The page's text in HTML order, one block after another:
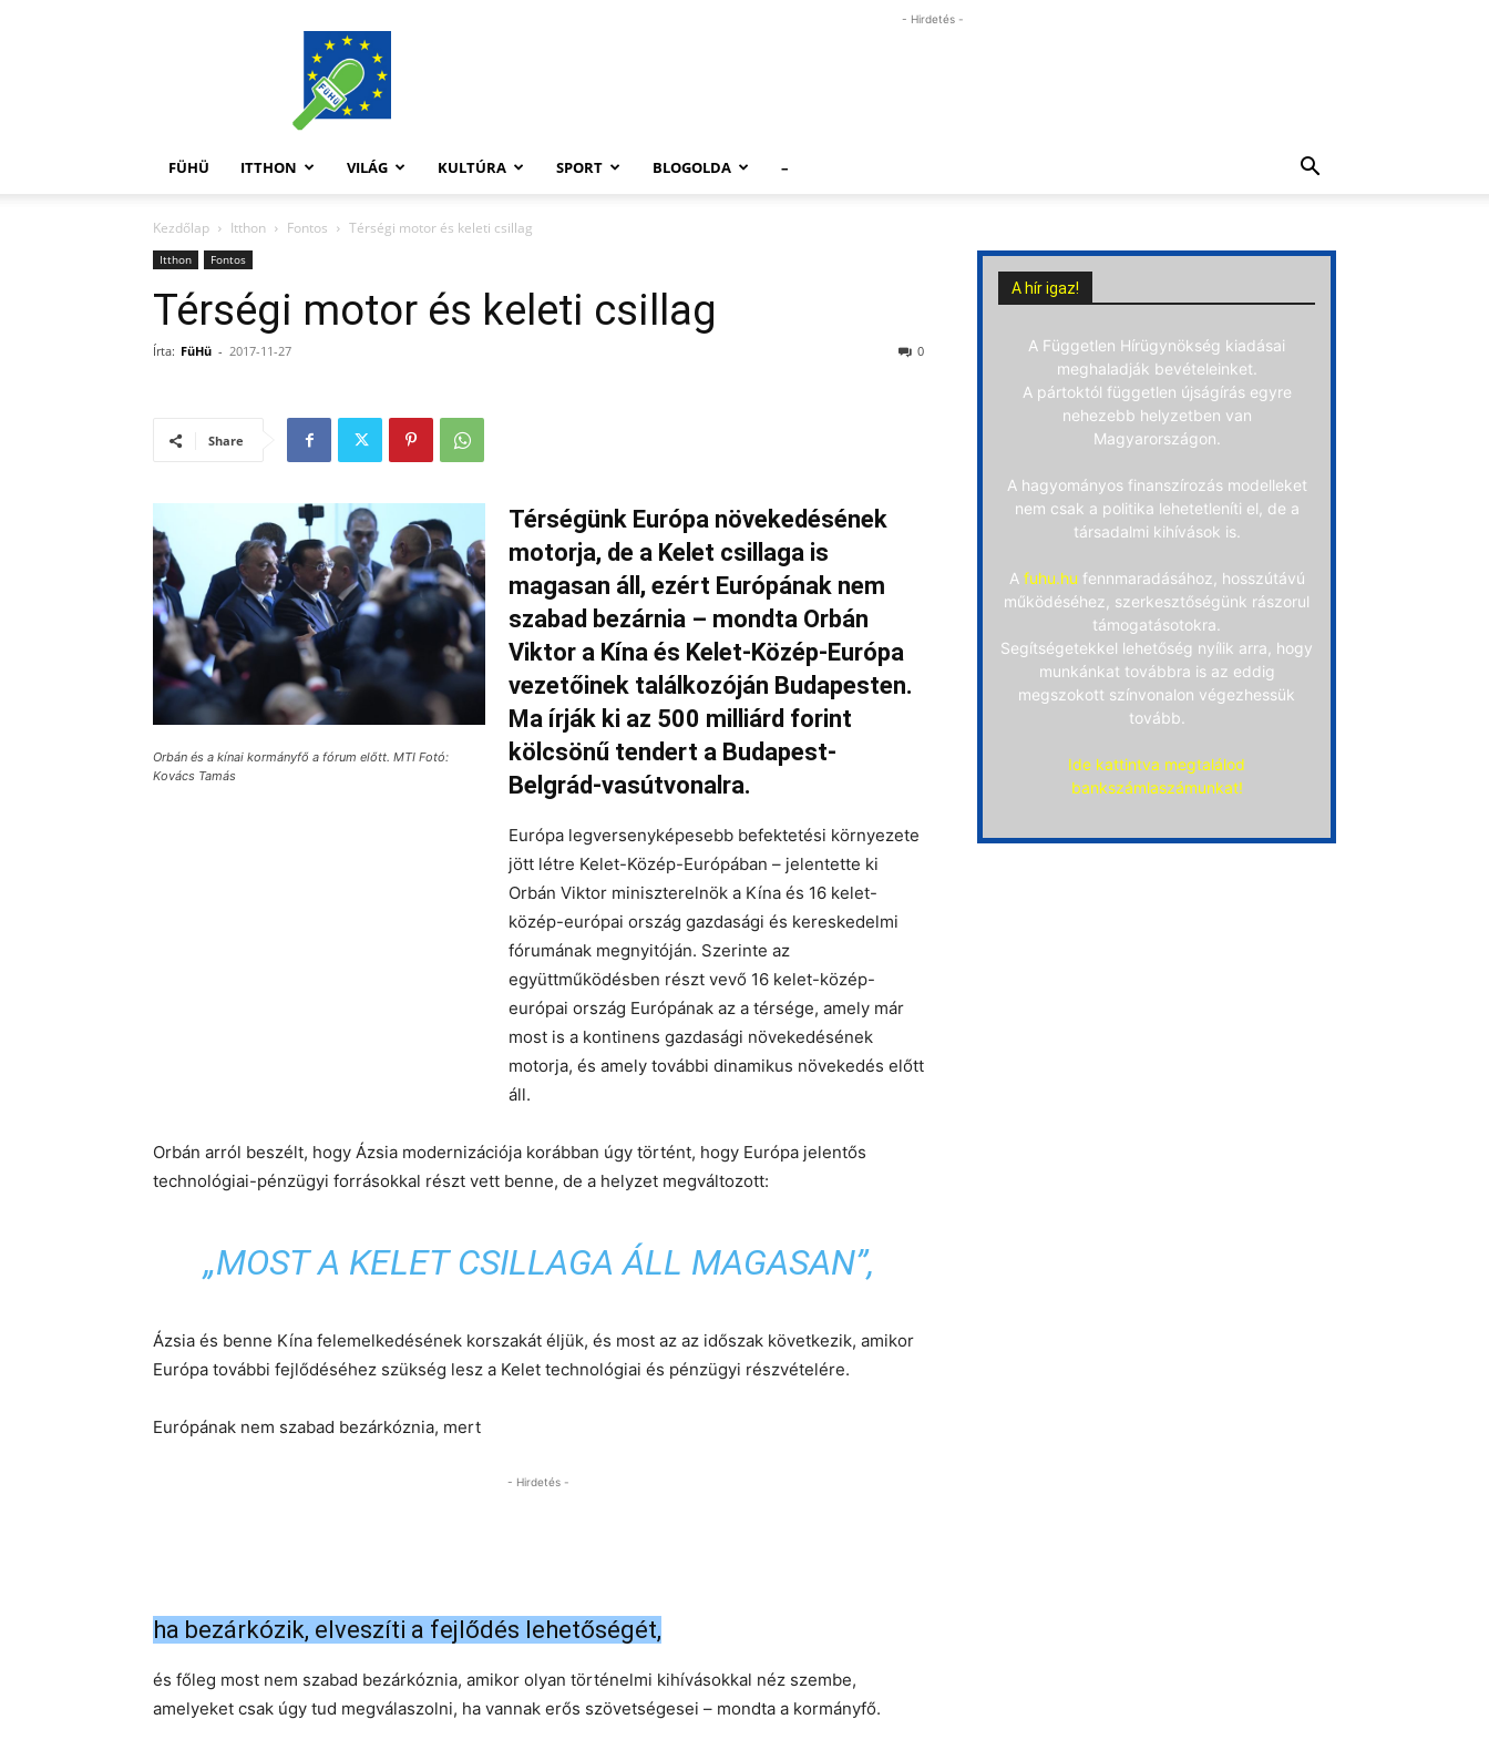
FüHü
- Hirdetés -
FÜHÜ ITTHON VILÁG KULTÚRA SPORT BLOGOLDA –
Kezdőlap Itthon Fontos Térségi motor és keleti csillag
Itthon Fontos
Térségi motor és keleti csillag
Írta: FüHü - 2017-11-27 0
Share
Orbán és a kínai kormányfő a fórum előtt. MTI Fotó:
Kovács Tamás
Térségünk Európa növekedésének
motorja, de a Kelet csillaga is
magasan áll, ezért Európának nem
szabad bezárnia – mondta Orbán
Viktor a Kína és Kelet-Közép-Európa
vezetőinek találkozóján Budapesten.
Ma írják ki az 500 milliárd forint
kölcsönű tendert a Budapest-
Belgrád-vasútvonalra.
Európa legversenyképesebb befektetési környezete
jött létre Kelet-Közép-Európában – jelentette ki
Orbán Viktor miniszterelnök a Kína és 16 kelet-
közép-európai ország gazdasági és kereskedelmi
fórumának megnyitóján. Szerinte az
együttműködésben részt vevő 16 kelet-közép-
európai ország Európának az a térsége, amely már
most is a kontinens gazdasági növekedésének
motorja, és amely további dinamikus növekedés előtt
áll.
Orbán arról beszélt, hogy Ázsia modernizációja korábban úgy történt, hogy Európa jelentős
technológiai-pénzügyi forrásokkal részt vett benne, de a helyzet megváltozott:
„MOST A KELET CSILLAGA ÁLL MAGASAN”,
Ázsia és benne Kína felemelkedésének korszakát éljük, és most az az időszak következik, amikor
Európa további fejlődéséhez szükség lesz a Kelet technológiai és pénzügyi részvételére.
Európának nem szabad bezárkóznia, mert
- Hirdetés -
ha bezárkózik, elveszíti a fejlődés lehetőségét,
és főleg most nem szabad bezárkóznia, amikor olyan történelmi kihívásokkal néz szembe,
amelyeket csak úgy tud megválaszolni, ha vannak erős szövetségesei – mondta a kormányfő.
A hír igaz!
A Független Hírügynökség kiadásai
meghaladják bevételeinket.
A pártoktól független újságírás egyre
nehezebb helyzetben van
Magyarországon.
A hagyományos finanszírozás modelleket
nem csak a politika lehetetleníti el, de a
társadalmi kihívások is.
A fuhu.hu fennmaradásához, hosszútávú
működéséhez, szerkesztőségünk rászorul
támogatásotokra.
Segítségetekkel lehetőség nyílik arra, hogy
munkánkat továbbra is az eddig
megszokott színvonalon végezhessük
tovább.
Ide kattintva megtalálod
bankszámlaszámunkat!